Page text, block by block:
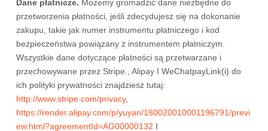
Dane płatnicze. Możemy gromadzić dane niezbędne do
przetworzenia płatności, jeśli zdecydujesz się na dokonanie
zakupu, takie jak numer instrumentu płatniczego i kod
bezpieczeństwa powiązany z instrumentem płatniczym.
Wszystkie dane dotyczące płatności są przetwarzane i
przechowywane przez Stripe.
AlipayI WeChatpayLink(i) do
ich polityki prywatności znajdziesz tutaj:
http://www.stripe.com/privacy,
https://render.alipay.com/p/yuyan/180020010001196791/previ
ew.html?agreementId=AG00000132 I